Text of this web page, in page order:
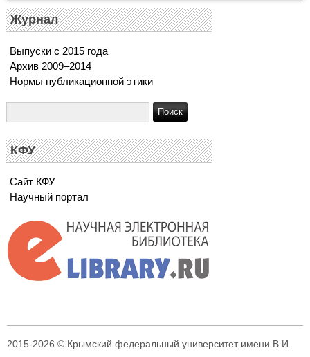
Журнал
Выпуски с 2015 года
Архив 2009–2014
Нормы публикационной этики
КФУ
Сайт КФУ
Научный портал
2015-2026 © Крымский федеральный университет имени В.И.